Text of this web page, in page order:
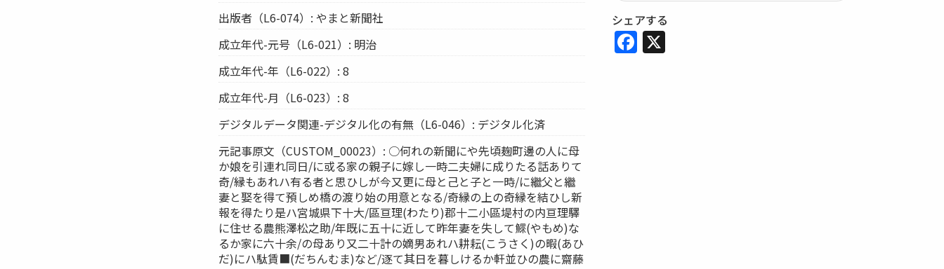
出版者（L6-074）: やまと新聞社
成立年代-元号（L6-021）: 明治
成立年代-年（L6-022）: 8
成立年代-月（L6-023）: 8
デジタルデータ関連-デジタル化の有無（L6-046）: デジタル化済
元記事原文（CUSTOM_00023）: ○何れの新聞にや先頃麹町邊の人に母
か娘を引連れ同日/に或る家の親子に嫁し一時二夫婦に成りたる話ありて
奇/縁もあれハ有る者と思ひしが今又更に母と己と子と一時/に繼父と繼
妻と娶を得て預しめ橋の渡り始の用意となる/奇縁の上の奇縁を結ひし新
報を得たり是ハ宮城県下十大/區亘理(わたり)郡十二小區堤村の内亘理驛
に住せる農熊澤松之助/年既に五十に近して昨年妻を失して鰥(やもめ)な
るか家に六十余/の母あり又二十計の嫡男あれハ耕耘(こうさく)の暇(あひ
だ)にハ駄賃■(だちんむま)など/逐て其日を暮しけるか軒並ひの農に齋藤
シェアする
Facebook
X